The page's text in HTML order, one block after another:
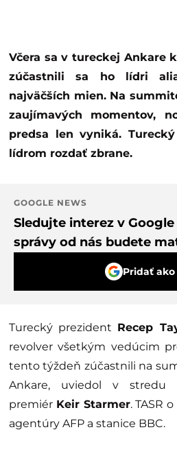
Včera sa v tureckej Ankare konal summit NATO a
zúčastnili sa ho lídri
najväčších mien. Na
zaujímavých momentov,
predsa len vyniká.
lídrom rozdať zbrane.
GOOGLE NEWS
Sledujte interez v
správy od nás budete
Pridať ako
Turecký prezident Recep
revolver všetkým vedúcim
tento týždeň zúčastnili na
Ankare, uviedol v stredu
premiér Keir Starmer. TASR
agentúry AFP a stanice BBC.